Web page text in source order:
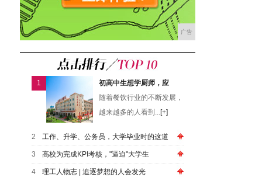
广告
1
初高中生想学厨师，应
随着餐饮行业的不断发展，
越来越多的人看到...[+]
2 工作、升学、公务员，大学毕业时的这道
3 高校为完成KPI考核，"逼迫"大学生
4 ​理工人物志 | 追逐梦想的人会发光